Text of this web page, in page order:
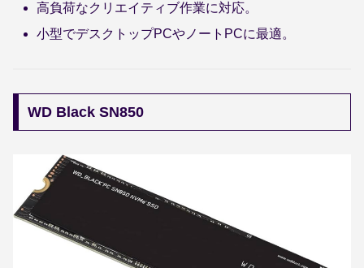
高負荷なクリエイティブ作業に対応。
小型でデスクトップPCやノートPCに最適。
WD Black SN850